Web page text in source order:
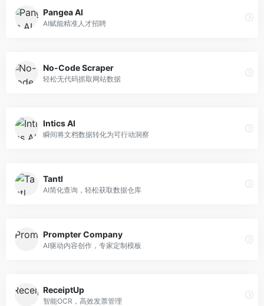
Pangea AI
AI赋能精准人才招聘
No-Code Scraper
轻松无代码抓取网站数据
Intics AI
瞬间将文档数据转化为可行动洞察
Tantl
AI简化查询，轻松获取数据仓库
Prompter Company
AI驱动内容创作，专家定制模板
ReceiptUp
智能OCR，高效发票管理